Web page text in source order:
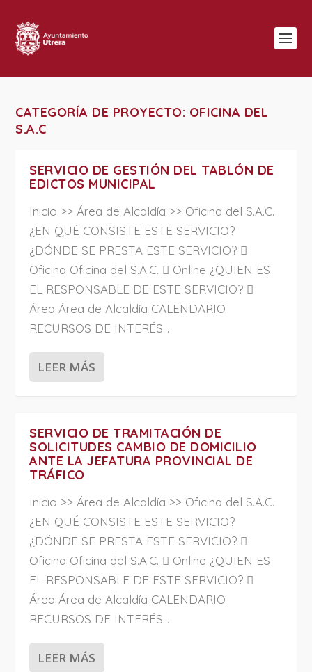
CATEGORÍA DE PROYECTO: OFICINA DEL
S.A.C
SERVICIO DE GESTIÓN DEL TABLÓN DE
EDICTOS MUNICIPAL
Inicio >> Área de Alcaldía >> Oficina del S.A.C.
¿EN QUÉ CONSISTE ESTE SERVICIO?
¿DÓNDE SE PRESTA ESTE SERVICIO? 
Oficina Oficina del S.A.C.  Online ¿QUIEN ES
EL RESPONSABLE DE ESTE SERVICIO? 
Área Área de Alcaldía CALENDARIO
RECURSOS DE INTERÉS...
LEER MÁS
SERVICIO DE TRAMITACIÓN DE
SOLICITUDES CAMBIO DE DOMICILIO
ANTE LA JEFATURA PROVINCIAL DE
TRÁFICO
Inicio >> Área de Alcaldía >> Oficina del S.A.C.
¿EN QUÉ CONSISTE ESTE SERVICIO?
¿DÓNDE SE PRESTA ESTE SERVICIO? 
Oficina Oficina del S.A.C.  Online ¿QUIEN ES
EL RESPONSABLE DE ESTE SERVICIO? 
Área Área de Alcaldía CALENDARIO
RECURSOS DE INTERÉS...
LEER MÁS